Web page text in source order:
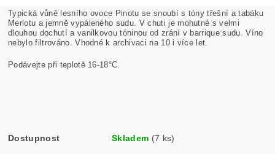
Typická vůně lesního ovoce Pinotu se snoubí s tóny třešní a tabáku
Merlotu a jemně vypáleného sudu. V chuti je mohutné s velmi
dlouhou dochutí a vanilkovou tóninou od zrání v barrique sudu. Víno
nebylo filtrováno. Vhodné k archivaci na 10 i více let.
Podávejte při teplotě 16-18°C.
Dostupnost Skladem (7 ks)